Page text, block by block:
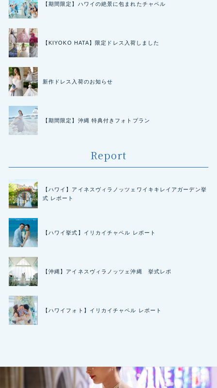
【期間限定】ハワイの絶景に包まれたチャペル
【KIYOKO HATA】限定ドレス入荷しました
新作ドレス入荷のお知らせ
【期間限定】沖縄 特典付きフォトプラン
Report
【ハワイ】アイネスヴィラノッツェワイキキレイアガーデン挙
式 レポート
【ハワイ挙式】イリカイチャペル レポート
【沖縄】アイネスヴィラノッツェ沖縄 挙式レポ
【ハワイフォト】イリカイチャペル レポート